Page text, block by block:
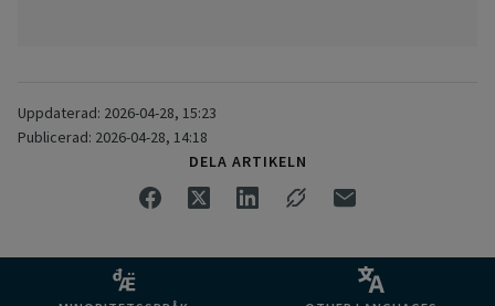
Uppdaterad: 2026-04-28, 15:23
Publicerad: 2026-04-28, 14:18
DELA ARTIKELN